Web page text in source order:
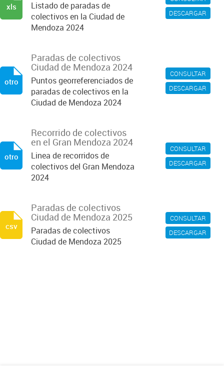
DESCARGAR
Listado de paradas de
colectivos en la Ciudad de
Mendoza 2024
xls
CONSULTAR
DESCARGAR
Paradas de colectivos
Ciudad de Mendoza 2024
Puntos georreferenciados de
paradas de colectivos en la
Ciudad de Mendoza 2024
otro
CONSULTAR
DESCARGAR
Recorrido de colectivos
en el Gran Mendoza 2024
Linea de recorridos de
colectivos del Gran Mendoza
2024
otro
CONSULTAR
DESCARGAR
Paradas de colectivos
Ciudad de Mendoza 2025
Paradas de colectivos
Ciudad de Mendoza 2025
csv